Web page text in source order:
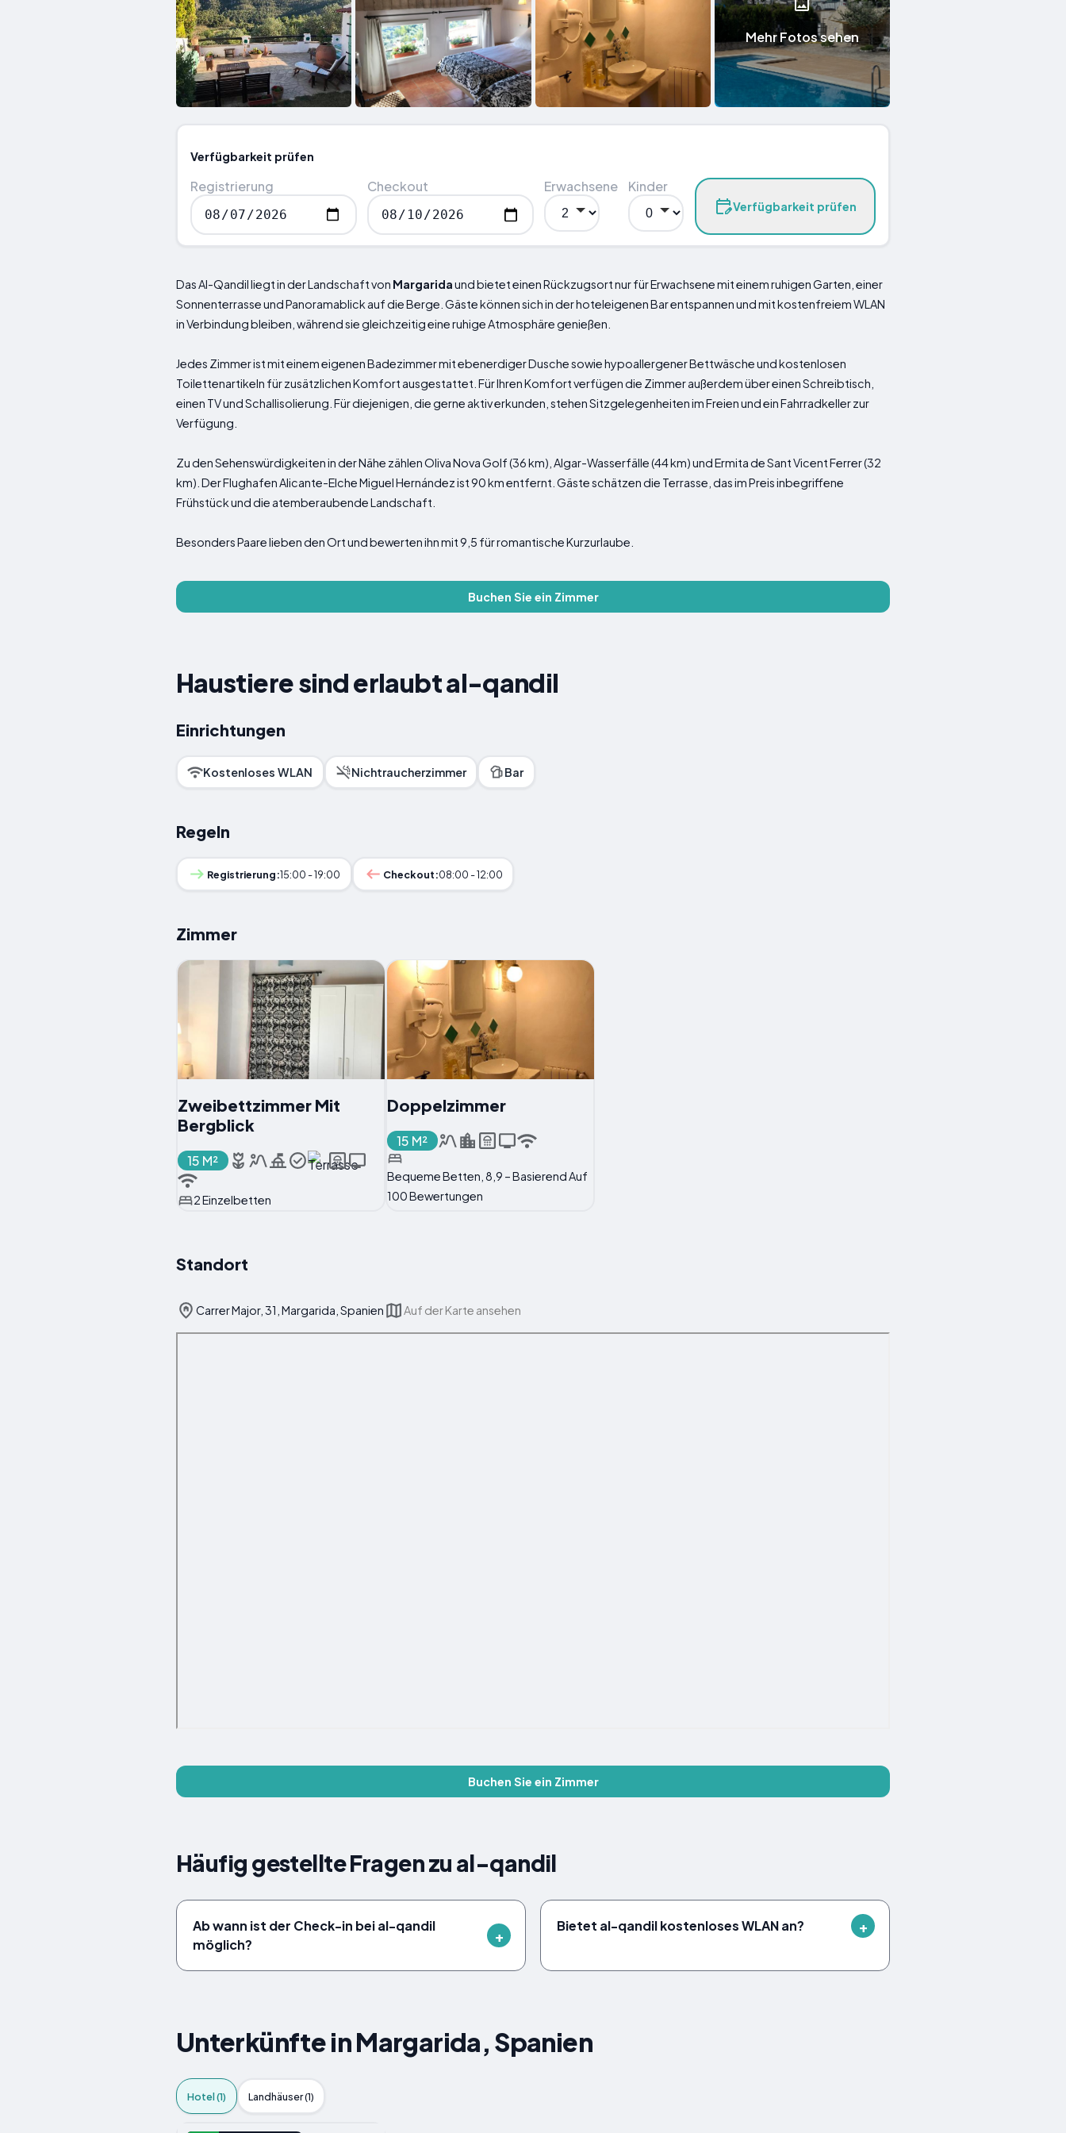
Mehr Fotos sehen
Verfügbarkeit prüfen
Registrierung Checkout Erwachsene Kinder
Verfügbarkeit prüfen
Das Al-Qandil liegt in der Landschaft von Margaridaund bietet einen Rückzugsort nur für Erwachsene mit einem ruhigen Garten, einer
Sonnenterrasse und Panoramablick auf die Berge. Gäste können sich in der hoteleigenen Bar entspannen und mit kostenfreiem WLAN
in Verbindung bleiben, während sie gleichzeitig eine ruhige Atmosphäre genießen.
Jedes Zimmer ist mit einem eigenen Badezimmer mit ebenerdiger Dusche sowie hypoallergener Bettwäsche und kostenlosen
Toilettenartikeln für zusätzlichen Komfort ausgestattet. Für Ihren Komfort verfügen die Zimmer außerdem über einen Schreibtisch,
einen TV und Schallisolierung. Für diejenigen, die gerne aktiv erkunden, stehen Sitzgelegenheiten im Freien und ein Fahrradkeller zur
Verfügung.
Zu den Sehenswürdigkeiten in der Nähe zählen Oliva Nova Golf (36 km), Algar-Wasserfälle (44 km) und Ermita de Sant Vicent Ferrer (32
km). Der Flughafen Alicante-Elche Miguel Hernández ist 90 km entfernt. Gäste schätzen die Terrasse, das im Preis inbegriffene
Frühstück und die atemberaubende Landschaft.
Besonders Paare lieben den Ort und bewerten ihn mit 9,5 für romantische Kurzurlaube.
Buchen Sie ein Zimmer
Haustiere sind erlaubt al-qandil
Einrichtungen
Kostenloses WLAN Nichtraucherzimmer Bar
Regeln
Registrierung:15:00 - 19:00 Checkout:08:00 - 12:00
Zimmer
Zweibettzimmer Mit
Bergblick
15 M²
2 Einzelbetten
Doppelzimmer
15 M²
Bequeme Betten, 8,9 – Basierend Auf
100 Bewertungen
Standort
Carrer Major, 31, Margarida, Spanien Auf der Karte ansehen
Buchen Sie ein Zimmer
Häufig gestellte Fragen zu al-qandil
Ab wann ist der Check-in bei al-qandil
möglich?
Bietet al-qandil kostenloses WLAN an?
Unterkünfte in Margarida, Spanien
Hotel (1) Landhäuser (1)